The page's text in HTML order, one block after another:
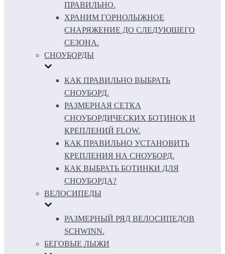
ПРАВИЛЬНО.
ХРАНИМ ГОРНОЛЫЖНОЕ
СНАРЯЖЕНИЕ ДО СЛЕДУЮЩЕГО
СЕЗОНА.
СНОУБОРДЫ
КАК ПРАВИЛЬНО ВЫБРАТЬ
СНОУБОРД.
РАЗМЕРНАЯ СЕТКА
СНОУБОРДИЧЕСКИХ БОТИНОК И
КРЕПЛЕНИЙ FLOW.
КАК ПРАВИЛЬНО УСТАНОВИТЬ
КРЕПЛЕНИЯ НА СНОУБОРД.
КАК ВЫБРАТЬ БОТИНКИ ДЛЯ
СНОУБОРДА?
ВЕЛОСИПЕДЫ
РАЗМЕРНЫЙ РЯД ВЕЛОСИПЕДОВ
SCHWINN.
БЕГОВЫЕ ЛЫЖИ